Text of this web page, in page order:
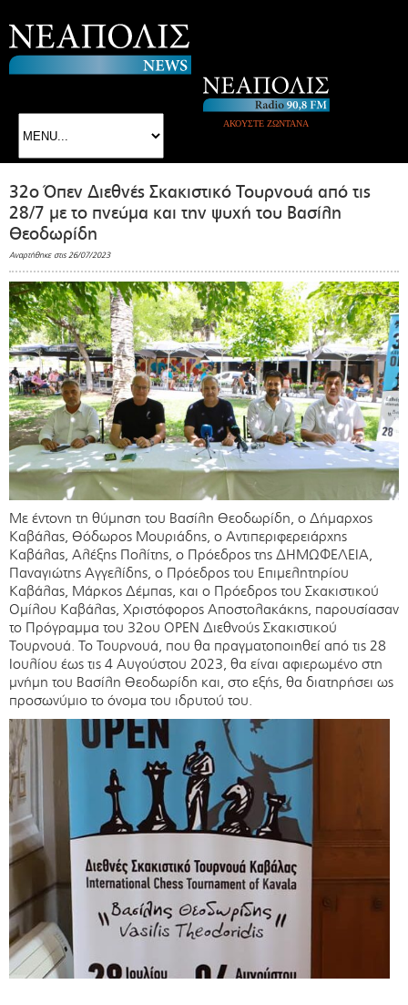
ΑΚΟΥΣΤΕ ΖΩΝΤΑΝΑ
32ο Όπεν Διεθνές Σκακιστικό Τουρνουά από τις
28/7 με το πνεύμα και την ψυχή του Βασίλη
Θεοδωρίδη
Αναρτήθηκε στις 26/07/2023
Με έντονη τη θύμηση του Βασίλη Θεοδωρίδη, ο Δήμαρχος
Καβάλας, Θόδωρος Μουριάδης, ο Αντιπεριφερειάρχης
Καβάλας, Αλέξης Πολίτης, ο Πρόεδρος της ΔΗΜΩΦΕΛΕΙΑ,
Παναγιώτης Αγγελίδης, ο Πρόεδρος του Επιμελητηρίου
Καβάλας, Μάρκος Δέμπας, και ο Πρόεδρος του Σκακιστικού
Ομίλου Καβάλας, Χριστόφορος Αποστολακάκης, παρουσίασαν
το Πρόγραμμα του 32ου OPEN Διεθνούς Σκακιστικού
Τουρνουά. Το Τουρνουά, που θα πραγματοποιηθεί από τις 28
Ιουλίου έως τις 4 Αυγούστου 2023, θα είναι αφιερωμένο στη
μνήμη του Βασίλη Θεοδωρίδη και, στο εξής, θα διατηρήσει ως
προσωνύμιο το όνομα του ιδρυτού του.